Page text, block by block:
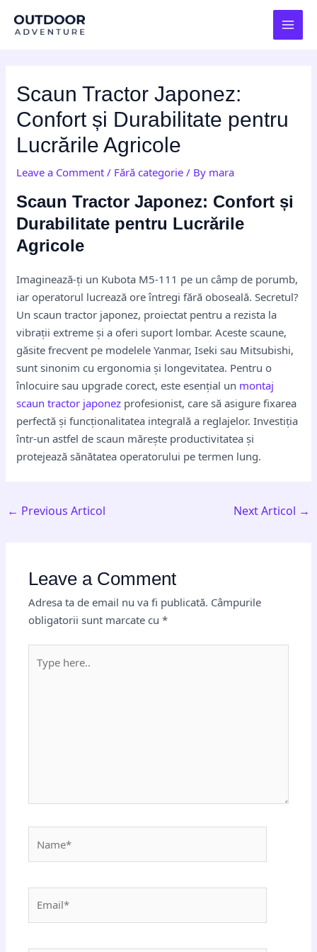
Scaun Tractor Japonez:
Confort și Durabilitate pentru
Lucrările Agricole
Leave a Comment / Fără categorie / By mara
Scaun Tractor Japonez: Confort și
Durabilitate pentru Lucrările
Agricole
Imaginează-ți un Kubota M5-111 pe un câmp de porumb,
iar operatorul lucrează ore întregi fără oboseală. Secretul?
Un scaun tractor japonez, proiectat pentru a rezista la
vibrații extreme și a oferi suport lombar. Aceste scaune,
găsite frecvent pe modelele Yanmar, Iseki sau Mitsubishi,
sunt sinonim cu ergonomia și longevitatea. Pentru o
înlocuire sau upgrade corect, este esențial un montaj
scaun tractor japonez profesionist, care să asigure fixarea
perfectă și funcționalitatea integrală a reglajelor. Investiția
într-un astfel de scaun mărește productivitatea și
protejează sănătatea operatorului pe termen lung.
navigation
← Previous Articol Next Articol →
Leave a Comment
Adresa ta de email nu va fi publicată. Câmpurile
obligatorii sunt marcate cu*
here..